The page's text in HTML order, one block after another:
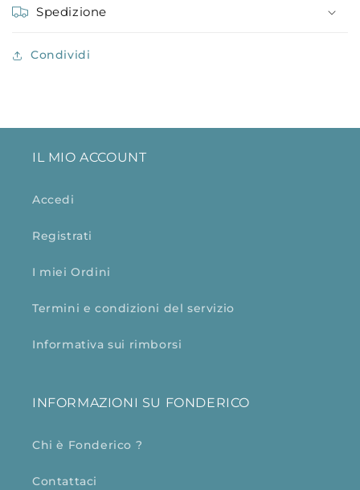
Spedizione
Condividi
IL MIO ACCOUNT
Accedi
Registrati
I miei Ordini
Termini e condizioni del servizio
Informativa sui rimborsi
INFORMAZIONI SU FONDERICO
Chi è Fonderico ?
Contattaci